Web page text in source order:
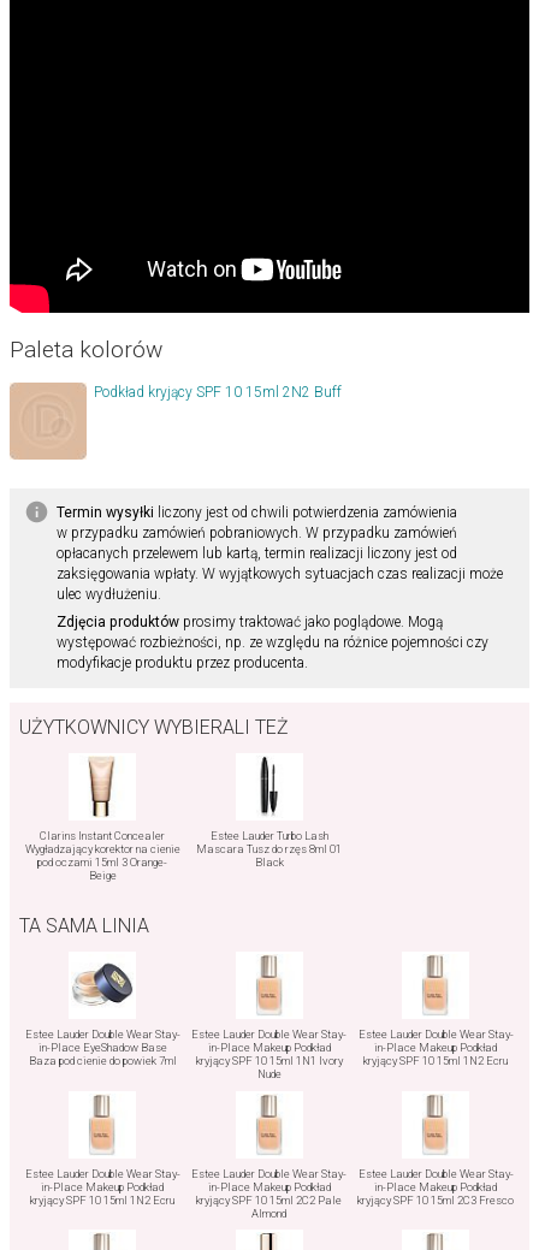
Paleta kolorów
Podkład kryjący SPF 10 15ml 2N2 Buff
Termin wysyłki liczony jest od chwili potwierdzenia zamówienia
w przypadku zamówień pobraniowych. W przypadku zamówień
opłacanych przelewem lub kartą, termin realizacji liczony jest od
zaksięgowania wpłaty. W wyjątkowych sytuacjach czas realizacji może
ulec wydłużeniu.
Zdjęcia produktówprosimy traktować jako poglądowe. Mogą
występować rozbieżności, np. ze względu na różnice pojemności czy
modyfikacje produktu przez producenta.
UŻYTKOWNICY WYBIERALI TEŻ
Clarins Instant Concealer
Wygładzający korektor na cienie
pod oczami 15ml 3 Orange-
Beige
Estee Lauder Turbo Lash
Mascara Tusz do rzęs 8ml 01
Black
TA SAMA LINIA
Estee Lauder Double Wear Stay-
in-Place EyeShadow Base
Baza pod cienie do powiek 7ml
Estee Lauder Double Wear Stay-
in-Place Makeup Podkład
kryjący SPF 10 15ml 1N1 Ivory
Nude
Estee Lauder Double Wear Stay-
in-Place Makeup Podkład
kryjący SPF 10 15ml 1N2 Ecru
Estee Lauder Double Wear Stay-
in-Place Makeup Podkład
kryjący SPF 10 15ml 1N2 Ecru
Estee Lauder Double Wear Stay-
in-Place Makeup Podkład
kryjący SPF 10 15ml 2C2 Pale
Almond
Estee Lauder Double Wear Stay-
in-Place Makeup Podkład
kryjący SPF 10 15ml 2C3 Fresco